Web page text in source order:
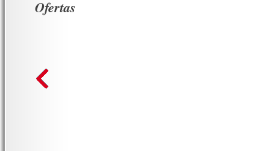
Ofertas